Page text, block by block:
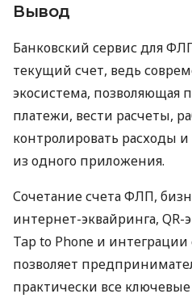
Вывод
Банковский сервис для
текущий счет, ведь
экосистема, позволяющая
платежи, вести расчеты,
контролировать расходы
из одного приложения.
Сочетание счета ФЛП,
интернет-эквайринга, QR-
Tap to Phone и
позволяет
практически все